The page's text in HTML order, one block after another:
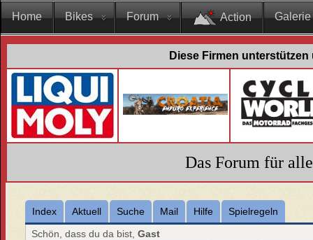
Home Bikes Forum Action Galerie
Diese Firmen
Das Forum für
Index Aktuell Suche Mail Hilfe
Spielregeln
Schön, dass du da bist,Gast